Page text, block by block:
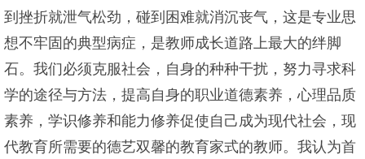
到挫折就泄气松劲，碰到困难就消沉丧气，这是专业思
想不牢固的典型病症，是教师成长道路上最大的绊脚
石。我们必须克服社会，自身的种种干扰，努力寻求科
学的途径与方法，提高自身的职业道德素养，心理品质
素养，学识修养和能力修养促使自己成为现代社会，现
代教育所需要的德艺双馨的教育家式的教师。我认为首